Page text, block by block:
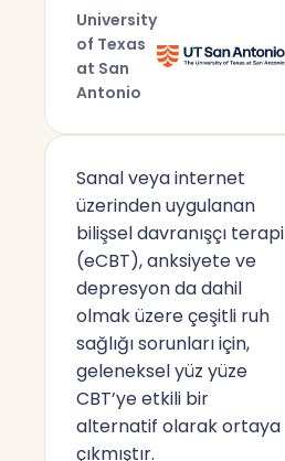
University
of Texas
at San
Antonio
Sanal veya internet
üzerinden uygulanan
bilişsel davranışçı terapi
(eCBT), anksiyete ve
depresyon da dahil
olmak üzere çeşitli ruh
sağlığı sorunları için,
geleneksel yüz yüze
CBT’ye etkili bir
alternatif olarak ortaya
çıkmıştır.